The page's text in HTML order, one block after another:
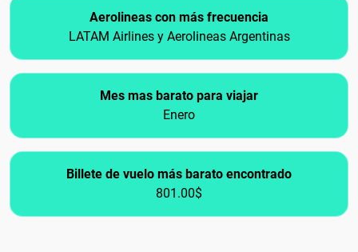
Aerolineas con más frecuencia
LATAM Airlines y Aerolineas Argentinas
Mes mas barato para viajar
Enero
Billete de vuelo más barato encontrado
801.00$